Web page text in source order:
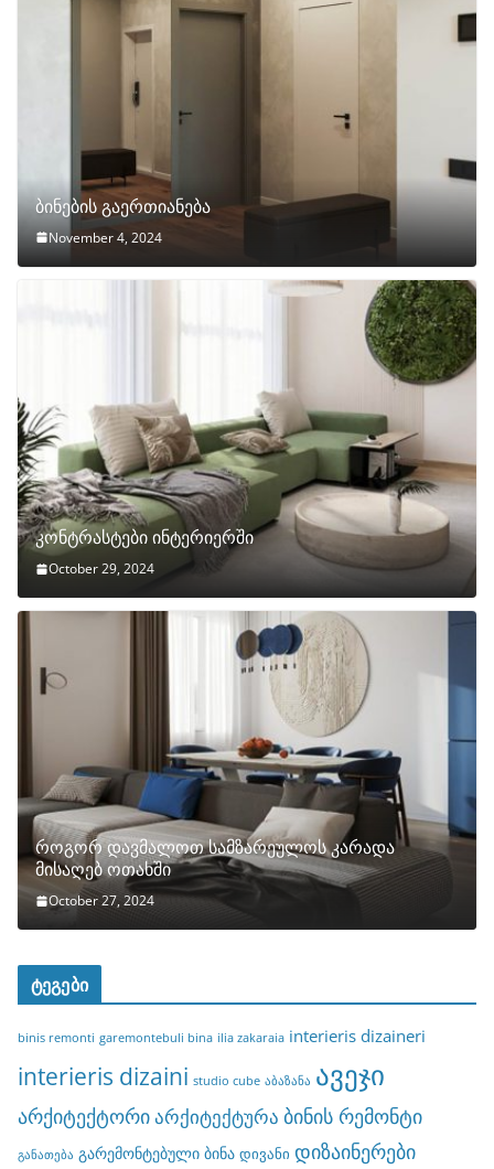
ბინების გაერთიანება
November 4, 2024
კონტრასტები ინტერიერში
October 29, 2024
როგორ დავმალოთ სამზარეულოს კარადა
მისაღებ ოთახში
October 27, 2024
ტეგები
binis remonti garemontebuli bina ilia zakaraia interieris dizaineri
interieris dizaini studio cube აბაზანა ავეჯი
არქიტექტორიარქიტექტურა ბინის რემონტი
განათება გარემონტებული ბინა დივანი დიზაინერები